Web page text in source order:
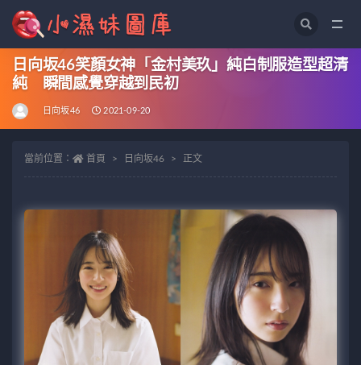
日向坂46笑顏女神「金村美玖」純白制服造型超清
純 瞬間感覺穿越到民初
日向坂46 2021-09-20
當前位置： 首頁 日向坂46 正文